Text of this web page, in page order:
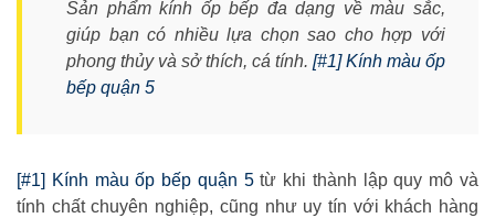
Sản phẩm kính ốp bếp đa dạng về màu sắc,
giúp bạn có nhiều lựa chọn sao cho hợp với
phong thủy và sở thích, cá tính. [#1] Kính màu ốp
bếp quận 5
[#1] Kính màu ốp bếp quận 5từ khi thành lập quy mô và
tính chất chuyên nghiệp, cũng như uy tín với khách hàng